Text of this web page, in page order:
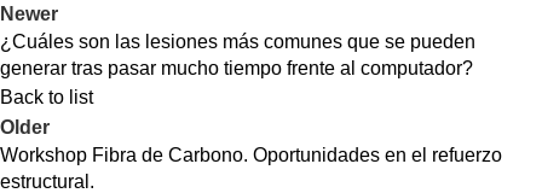
Newer
¿Cuáles son las lesiones más comunes que se pueden
generar tras pasar mucho tiempo frente al computador?
Back to list
Older
Workshop Fibra de Carbono. Oportunidades en el refuerzo
estructural.